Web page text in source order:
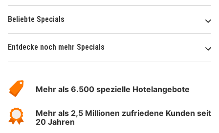
Beliebte Specials
Entdecke noch mehr Specials
Hotelspecials
Mehr als 6.500 spezielle Hotelangebote
Mehr als 2,5 Millionen zufriedene Kunden seit
20 Jahren